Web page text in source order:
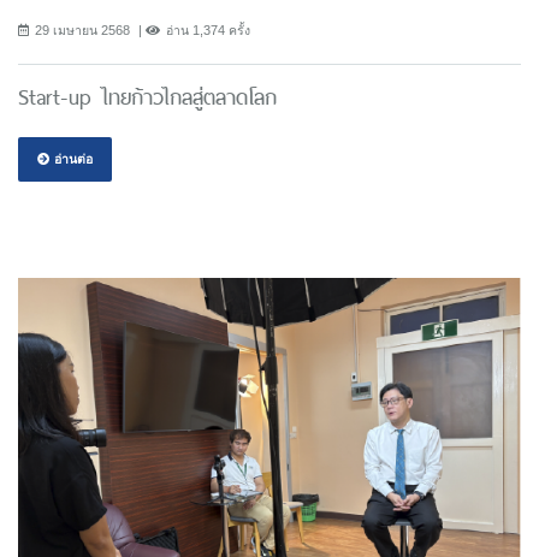
29 เมษายน 2568 อ่าน 1,374 ครั้ง
Start-up ไทยก้าวไกลสู่ตลาดโลก
อ่านต่อ